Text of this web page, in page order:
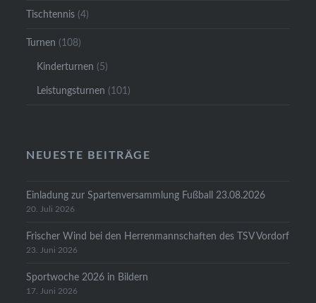
Tischtennis (4)
Turnen (108)
Kinderturnen (5)
Leistungsturnen (101)
NEUESTE BEITRÄGE
Einladung zur Spartenversammlung Fußball 23.08.2026
20. Juli 2026
Frischer Wind bei den Herrenmannschaften des TSV Vordorf
23. Juni 2026
Sportwoche 2026 in Bildern
17. Juni 2026